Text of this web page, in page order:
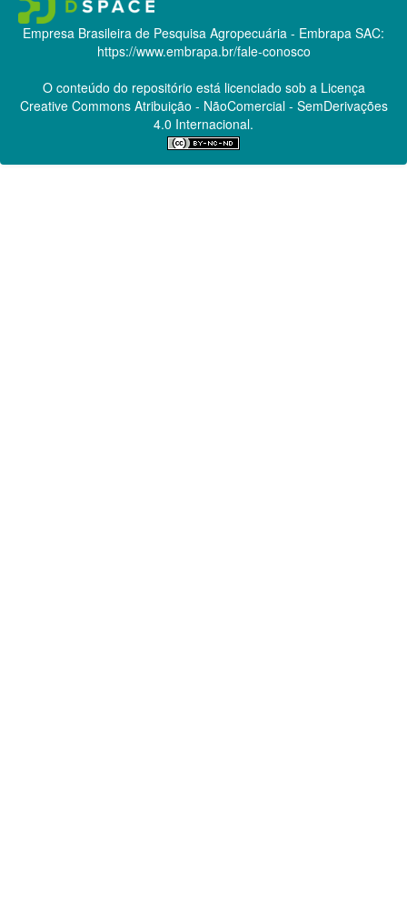
Empresa Brasileira de Pesquisa Agropecuária - Embrapa SAC:
https://www.embrapa.br/fale-conosco
O conteúdo do repositório está licenciado sob a Licença
Creative CommonsAtribuição - NãoComercial - SemDerivações
4.0 Internacional.